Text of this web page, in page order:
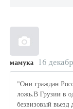
мамука 16
"Они граждан
ложь.В Грузии в
безвизовый